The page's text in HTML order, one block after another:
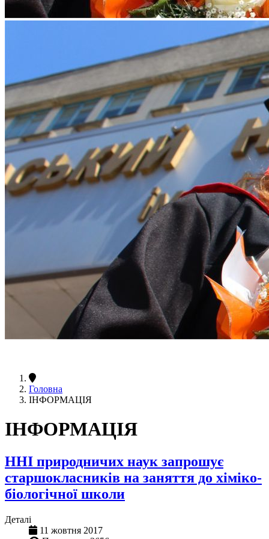
Головна
ІНФОРМАЦІЯ
ІНФОРМАЦІЯ
ННІ природничих наук запрошує
старшокласників на заняття до хіміко-
біологічної школи
Деталі
11 жовтня 2017